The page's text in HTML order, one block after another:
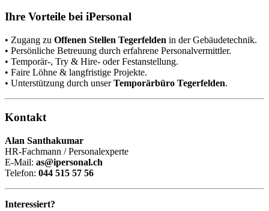
Ihre Vorteile bei iPersonal
• Zugang zu Offenen Stellen Tegerfelden in der Gebäudetechnik.
• Persönliche Betreuung durch erfahrene Personalvermittler.
• Temporär-, Try & Hire- oder Festanstellung.
• Faire Löhne & langfristige Projekte.
• Unterstützung durch unserTemporärbüro Tegerfelden.
Kontakt
Alan Santhakumar
HR-Fachmann / Personalexperte
E-Mail: as@ipersonal.ch
Telefon: 044 515 57 56
Interessiert?